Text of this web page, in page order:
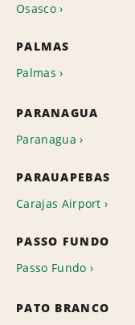
Osasco
PALMAS
Palmas
PARANAGUA
Paranagua
PARAUAPEBAS
Carajas Airport
PASSO FUNDO
Passo Fundo
PATO BRANCO